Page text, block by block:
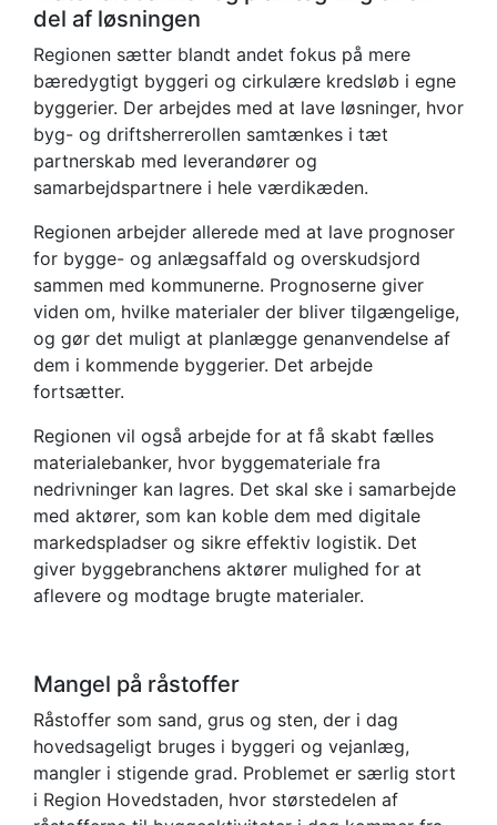
del af løsningen
Regionen sætter blandt andet fokus på mere
bæredygtigt byggeri og cirkulære kredsløb i egne
byggerier. Der arbejdes med at lave løsninger, hvor
byg- og driftsherrerollen samtænkes i tæt
partnerskab med leverandører og
samarbejdspartnere i hele værdikæden.
Regionen arbejder allerede med at lave prognoser
for bygge- og anlægsaffald og overskudsjord
sammen med kommunerne. Prognoserne giver
viden om, hvilke materialer der bliver tilgængelige,
og gør det muligt at planlægge genanvendelse af
dem i kommende byggerier. Det arbejde
fortsætter.
Regionen vil også arbejde for at få skabt fælles
materialebanker, hvor byggemateriale fra
nedrivninger kan lagres. Det skal ske i samarbejde
med aktører, som kan koble dem med digitale
markedspladser og sikre effektiv logistik. Det
giver byggebranchens aktører mulighed for at
aflevere og modtage brugte materialer.
Mangel på råstoffer
Råstoffer som sand, grus og sten, der i dag
hovedsageligt bruges i byggeri og vejanlæg,
mangler i stigende grad. Problemet er særlig stort
i Region Hovedstaden, hvor størstedelen af